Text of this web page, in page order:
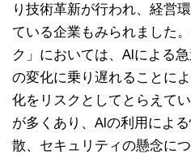
り技術革新が行われ、経営
ている企業もみられました
ク」においては、AIによる
の変化に乗り遅れることに
化をリスクとしてとらえて
が多くあり、AIの利用によ
散、セキュリティの懸念に